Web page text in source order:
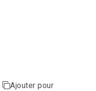
Ajouter pour